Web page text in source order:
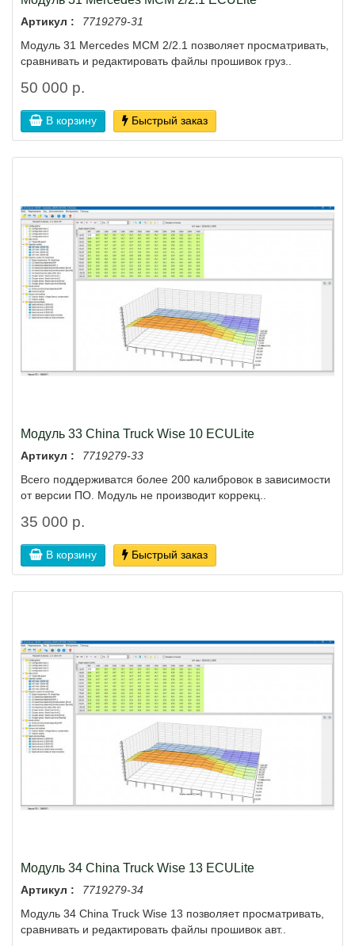
Артикул :
7719279-31
Модуль 31 Mercedes MCM 2/2.1 позволяет просматривать,
сравнивать и редактировать файлы прошивок груз..
50 000 р.
В корзину Быстрый заказ
Модуль 33 China Truck Wise 10 ECULite
Артикул :
7719279-33
Всего поддерживатся более 200 калибровок в зависимости
от версии ПО. Модуль не производит коррекц..
35 000 р.
В корзину Быстрый заказ
Модуль 34 China Truck Wise 13 ECULite
Артикул :
7719279-34
Модуль 34 China Truck Wise 13 позволяет просматривать,
сравнивать и редактировать файлы прошивок авт..